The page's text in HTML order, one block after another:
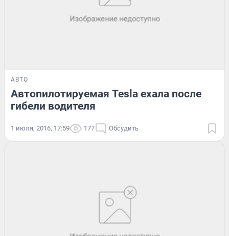
АВТО
Автопилотируемая Tesla ехала после
гибели водителя
1 июля, 2016, 17:59 177 Обсудить